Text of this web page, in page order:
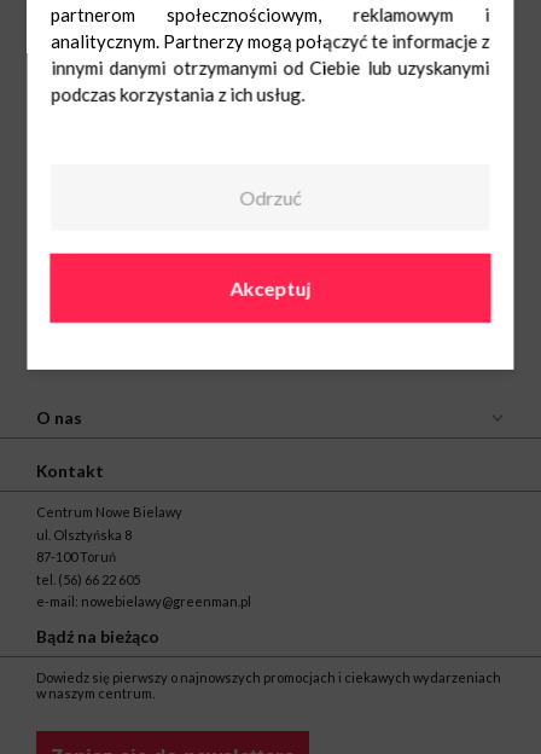
Big Star
21:00
O nas
Kontakt
Centrum Nowe Bielawy
ul. Olsztyńska 8
87-100 Toruń
tel. (56) 66 22 605
e-mail: nowebielawy@greenman.pl
Bądź na bieżąco
Dowiedz się pierwszy o najnowszych promocjach i ciekawych wydarzeniach
w naszym centrum.
partnerom społecznościowym, reklamowym i
analitycznym. Partnerzy mogą połączyć te informacje z
innymi danymi otrzymanymi od Ciebie lub uzyskanymi
podczas korzystania z ich usług.
Odrzuć
Akceptuj